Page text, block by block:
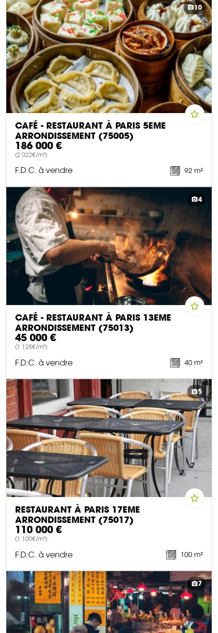
10
CAFÉ - RESTAURANT À PARIS 5EME
ARRONDISSEMENT (75005)
186 000 €
(2 022€/m²)
F.D.C. à vendre 92 m²
DÉCOUVRIR CE BIEN
4
CAFÉ - RESTAURANT À PARIS 13EME
ARRONDISSEMENT (75013)
45 000 €
(1 125€/m²)
F.D.C. à vendre 40 m²
DÉCOUVRIR CE BIEN
5
RESTAURANT À PARIS 17EME
ARRONDISSEMENT (75017)
110 000 €
(1 100€/m²)
F.D.C. à vendre 100 m²
DÉCOUVRIR CE BIEN
7